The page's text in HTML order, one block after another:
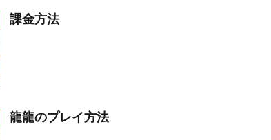
課金方法
龍龍のプレイ方法